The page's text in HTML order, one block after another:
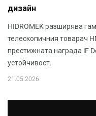
дизайн
HIDROMEK разширява
телескопичния товарач
престижната награда iF
устойчивост.
21.05.2026